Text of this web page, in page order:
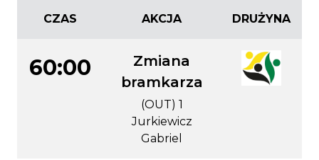
CZAS AKCJA DRUŻYNA
60:00
Zmiana
bramkarza
(OUT) 1
Jurkiewicz
Gabriel